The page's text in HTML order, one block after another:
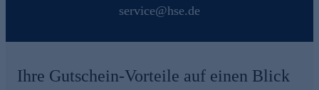
service@hse.de
Ihre Gutschein-Vorteile auf einen Blick